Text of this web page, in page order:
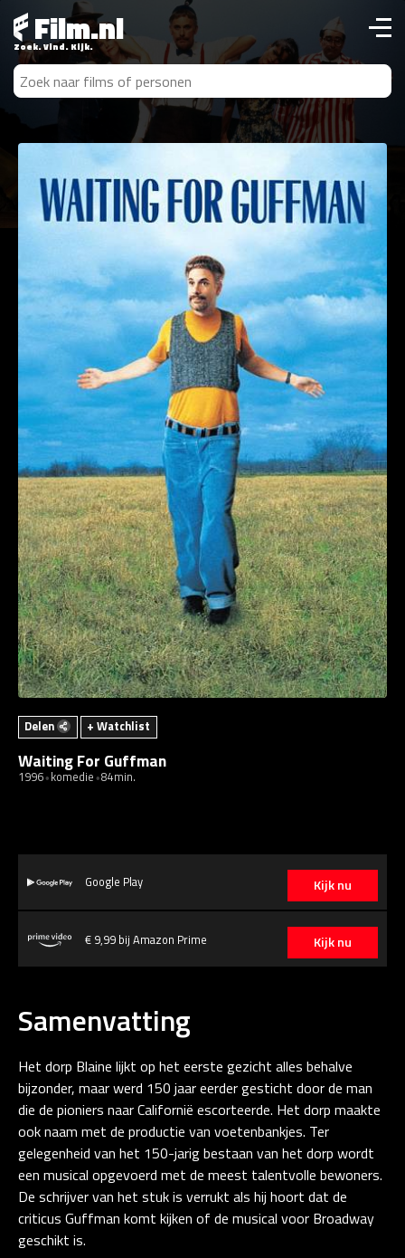
Film.nl
Zoek. Vind. Kijk.
Delen + Watchlist
Waiting For Guffman
1996 komedie 84min.
Kijk nu
Google Play
Kijk nu
€ 9,99 bij Amazon Prime
Samenvatting
Het dorp Blaine lijkt op het eerste gezicht alles behalve
bijzonder, maar werd 150 jaar eerder gesticht door de man
die de pioniers naar Californië escorteerde. Het dorp maakte
ook naam met de productie van voetenbankjes. Ter
gelegenheid van het 150-jarig bestaan van het dorp wordt
een musical opgevoerd met de meest talentvolle bewoners.
De schrijver van het stuk is verrukt als hij hoort dat de
criticus Guffman komt kijken of de musical voor Broadway
geschikt is.